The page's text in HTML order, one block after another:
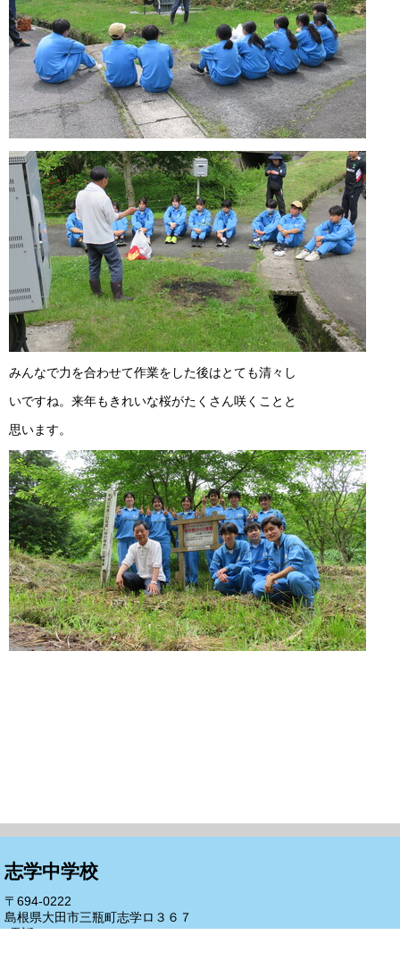
みんなで力を合わせて作業をした後はとても清々し
いですね。来年もきれいな桜がたくさん咲くことと
思います。
志学中学校
〒694-0222
島根県大田市三瓶町志学ロ３６７
(電話)0854-83-2208